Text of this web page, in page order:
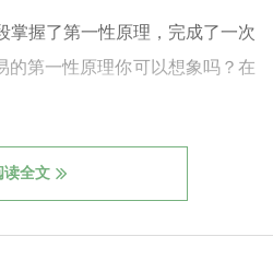
掌握了第一性原理，完成了一次
的第一性原理你可以想象吗？在
读全文